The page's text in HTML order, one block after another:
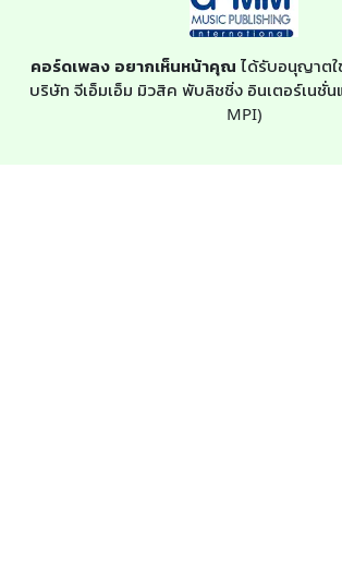
คอร์ดเพลง อยากเห็นหน้าคุณ ได้รับอนุญาตใ
บริษัท จีเอ็มเอ็ม มิวสิค พับลิชชิ่ง อินเตอร์เนชั่
MPI)